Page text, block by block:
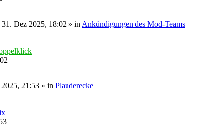
Dez 2025, 18:02 » in Ankündigungen des Mod-Teams
21:53 » in Plauderecke